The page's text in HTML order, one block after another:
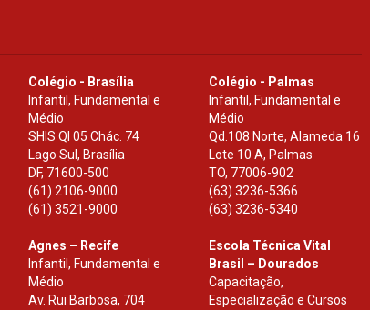
Colégio - Brasília
Infantil, Fundamental e
Médio
SHIS Ql 05 Chác. 74
Lago Sul, Brasília
DF, 71600-500
(61) 2106-9000
(61) 3521-9000
Colégio - Palmas
Infantil, Fundamental e
Médio
Qd.108 Norte, Alameda 16
Lote 10 A, Palmas
TO, 77006-902
(63) 3236-5366
(63) 3236-5340
Agnes – Recife
Infantil, Fundamental e
Médio
Av. Rui Barbosa, 704
Escola Técnica Vital
Brasil – Dourados
Capacitação,
Especialização e Cursos